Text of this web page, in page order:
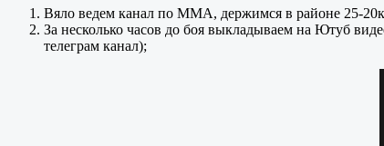
Вяло ведем канал по MMA, держимся в районе 25-
За несколько часов до боя выкладываем на Ютуб
телеграм канал);